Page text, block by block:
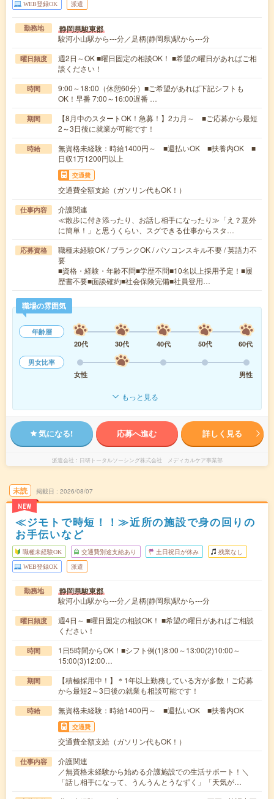
WEB登録OK 派遣
勤務地 静岡県駿東郡
駿河小山駅から---分／足柄(静岡県)駅から---分
曜日頻度
週2日～OK ■曜日固定の相談OK！ ■希望の曜日があればご相
談ください！
時間
9:00～18:00（休憩60分）■ご希望があれば下記シフトも
OK！早番 7:00～16:00遅番 …
期間
【8月中のスタートOK！急募！】2カ月～ ■ご応募から最短
2～3日後に就業が可能です！
時給
無資格未経験：時給1400円～ ■週払いOK ■扶養内OK ■
日収1万1200円以上
交通費
交通費全額支給（ガソリン代もOK！）
仕事内容
介護関連
≪散歩に付き添ったり、お話し相手になったり≫「え？意外
に簡単！」と思うくらい、スグできる仕事からスタ…
応募資格
職種未経験OK / ブランクOK / パソコンスキル不要 / 英語力不
要
■資格・経験・年齢不問■学歴不問■10名以上採用予定！■履
歴書不要■面談確約■社会保険完備■社員登用…
職場の雰囲気
年齢層
20代
30代 40代 50代
60代
男女比率
女性
男性
もっと見る
気になる! 応募へ進む 詳しく見る
派遣会社 日研トータルソーシング株式会社 メディカルケア事業部
未読
NEW
掲載日 2026/08/07
≪ジモトで時短！！≫近所の施設で身の回りの
お手伝いなど
職種未経験OK 交通費別途支給あり 土日祝日が休み 残業なし
WEB登録OK 派遣
勤務地 静岡県駿東郡
駿河小山駅から---分／足柄(静岡県)駅から---分
曜日頻度
週4日～ ■曜日固定の相談OK！ ■希望の曜日があればご相談
ください！
時間
1日5時間からOK！■シフト例(1)8:00～13:00(2)10:00～
15:00(3)12:00…
期間
【積極採用中！】＊1年以上勤務している方が多数！ご応募
から最短2～3日後の就業も相談可能です！
時給 無資格未経験：時給1400円～ ■週払いOK ■扶養内OK
交通費
交通費全額支給（ガソリン代もOK！）
仕事内容
介護関連
／無資格未経験から始める介護施設での生活サポート！＼
「話し相手になって、うんうんとうなずく」「天気が…